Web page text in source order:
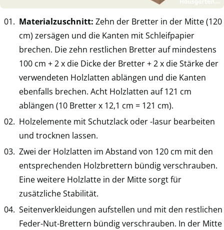
Materialzuschnitt: Zehn der Bretter in der Mitte (120
cm) zersägen und die Kanten mit Schleifpapier
brechen. Die zehn restlichen Bretter auf mindestens
100 cm + 2 x die Dicke der Bretter + 2 x die Stärke der
verwendeten Holzlatten ablängen und die Kanten
ebenfalls brechen. Acht Holzlatten auf 121 cm
ablängen (10 Bretter x 12,1 cm = 121 cm).
Holzelemente mit Schutzlack oder -lasur bearbeiten
und trocknen lassen.
Zwei der Holzlatten im Abstand von 120 cm mit den
entsprechenden Holzbrettern bündig verschrauben.
Eine weitere Holzlatte in der Mitte sorgt für
zusätzliche Stabilität.
Seitenverkleidungen aufstellen und mit den restlichen
Feder-Nut-Brettern bündig verschrauben. In der Mitte